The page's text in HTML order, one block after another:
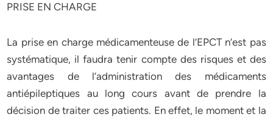
PRISE EN CHARGE
La prise en charge médicamenteuse de l’EPCT n’est pas
systématique, il faudra tenir compte des risques et des
avantages de l’administration des médicaments
antiépileptiques au long cours avant de prendre la
décision de traiter ces patients. En effet, le moment et la